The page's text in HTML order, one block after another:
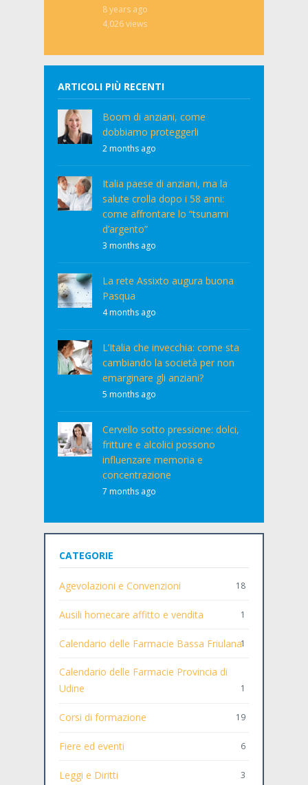
8 years ago
4,026views
ARTICOLI PIÙ RECENTI
Boom di anziani, come
dobbiamo proteggerli
2 months ago
Italia paese di anziani, ma la
salute crolla dopo i 58 anni:
come affrontare lo “tsunami
d’argento”
3 months ago
La rete Assixto augura buona
Pasqua
4 months ago
L’Italia che invecchia: come sta
cambiando la società per non
emarginare gli anziani?
5 months ago
Cervello sotto pressione: dolci,
fritture e alcolici possono
influenzare memoria e
concentrazione
7 months ago
CATEGORIE
Agevolazioni e Convenzioni 18
Ausili homecare affitto e vendita 1
Calendario delle Farmacie Bassa Friulana1
Calendario delle Farmacie Provincia di
Udine
1
Corsi di formazione 19
Fiere ed eventi 6
Leggi e Diritti 3